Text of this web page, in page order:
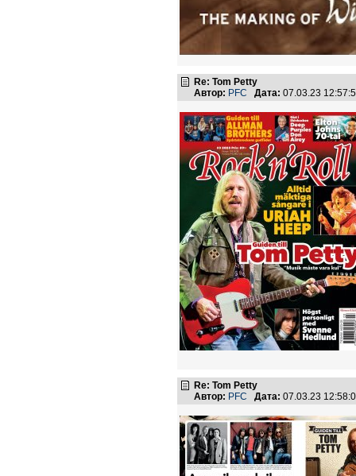
Re: Tom Petty
Автор: PFC Дата: 07.03.23
Re: Tom Petty
Автор: PFC Дата: 07.03.23